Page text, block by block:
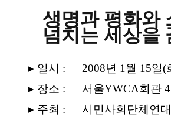
생명과 평화와
넘치는 세상을
▸ 일시 : 2008년 1 월 15일(
▸ 장소 : 서울YWCA회관 4
▸ 주최 : 시민사회단체연